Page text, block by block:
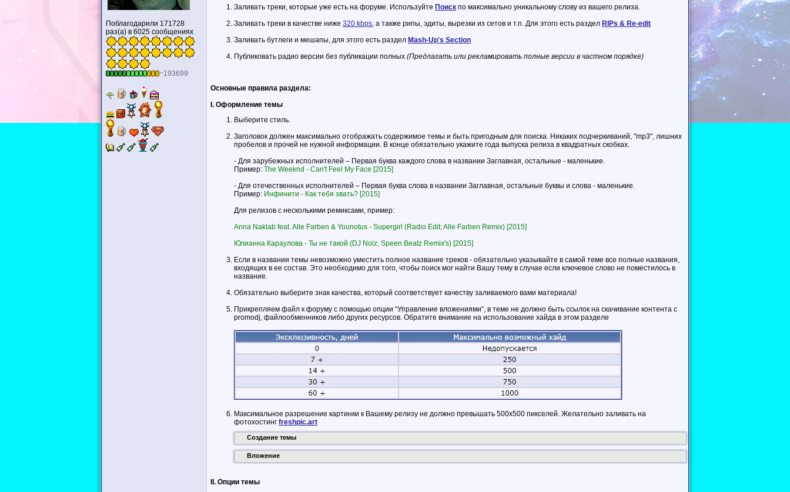
Поблагодарили 171728
раз(а) в 6025 сообщениях
~193699
Заливать треки, которые уже есть на форуме. Используйте Поиск по максимально уникальному слову из вашего релиза.
Заливать треки в качестве ниже 320 kbps , а также рипы, эдиты, вырезки из сетов и т.п. Для этого есть раздел RIPs & Re-edit
Заливать бутлеги и мешапы, для этого есть раздел Mash-Up's Section
Публиковать радио версии без публикации полных (Предлагать или рекламировать полные версии в частном порядке)
Основные правила раздела:
I. Оформление темы
Выберите стиль.
Заголовок должен максимально отображать содержимое темы и быть пригодным для поиска. Никаких подчеркиваний, "mp3", лишних
пробелов и прочей не нужной информации. В конце обязательно укажите года выпуска релиза в квадратных скобках.
- Для зарубежных исполнителей – Первая буква каждого слова в названии Заглавная, остальные - маленькие.
Пример: The Weeknd - Can't Feel My Face [2015]
- Для отечественных исполнителей – Первая буква слова в названии Заглавная, остальные буквы и слова - маленькие.
Пример: Инфинити - Как тебя звать? [2015]
Для релизов с несколькими ремиксами, пример:
Anna Naklab feat. Alle Farben & Younotus - Supergirl (Radio Edit; Alle Farben Remix) [2015]
Юлианна Караулова - Ты не такой (DJ Noiz; Speen Beatz Remix's) [2015]
Если в названии темы невозможно уместить полное название треков - обязательно указывайте в самой теме все полные названия,
входящих в ее состав. Это необходимо для того, чтобы поиск мог найти Вашу тему в случае если ключевое слово не поместилось в
название.
Обязательно выберите знак качества, который соответствует качеству заливаемого вами материала!
Прикрепляем файл к форуму с помощью опции “Управление вложениями”, в теме не должно быть ссылок на скачивание контента с
promodj, файлообменников либо других ресурсов. Обратите внимание на использование хайда в этом разделе
Максимальное разрешение картинки к Вашему релизу не должно превышать 500х500 пикселей. Желательно заливать на
фотохостинг freshpic.art
Создание темы
Вложение
II. Опции темы